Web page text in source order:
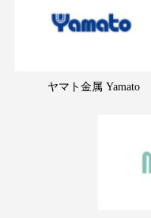
ヤマト金属 Yamato